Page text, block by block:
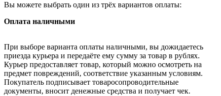
Вы можете выбрать один из трёх вариантов оплаты:
Оплата наличными
При выборе варианта оплаты наличными, вы дожидаетесь
приезда курьера и передаёте ему сумму за товар в рублях.
Курьер предоставляет товар, который можно осмотреть на
предмет повреждений, соответствие указанным условиям.
Покупатель подписывает товаросопроводительные
документы, вносит денежные средства и получает чек.